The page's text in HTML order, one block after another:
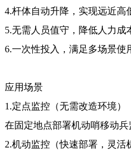
4.杆体自动升降，实现远近高
5.无需人员值守，降低人力成
6.一次性投入，满足多场景使
应用场景
1.定点监控（无需改造环境）
在固定地点部署机动哨移动
2.机动监控（快速部署，灵活